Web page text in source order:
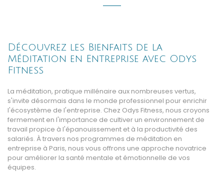
Découvrez les Bienfaits de la
Méditation en Entreprise avec Odys
Fitness
La méditation, pratique millénaire aux nombreuses vertus,
s'invite désormais dans le monde professionnel pour enrichir
l'écosystème de l'entreprise. Chez Odys Fitness, nous croyons
fermement en l'importance de cultiver un environnement de
travail propice à l'épanouissement et à la productivité des
salariés. À travers nos programmes de méditation en
entreprise à Paris, nous vous offrons une approche novatrice
pour améliorer la santé mentale et émotionnelle de vos
équipes.